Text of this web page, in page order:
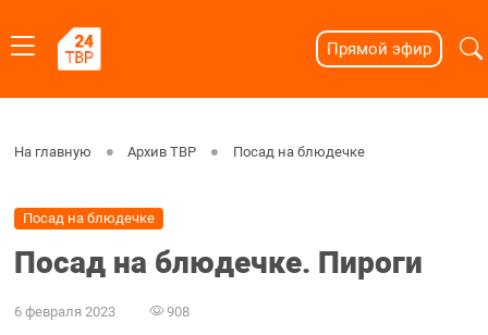
Прямой эфир
На главную Архив ТВР Посад на блюдечке
Посад на блюдечке
Посад на блюдечке. Пироги
6 февраля 2023 908